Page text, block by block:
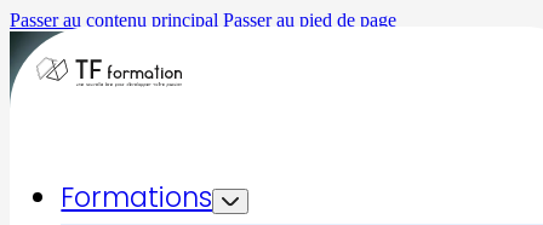
Passer au contenu principal Passer au pied de page
Formations